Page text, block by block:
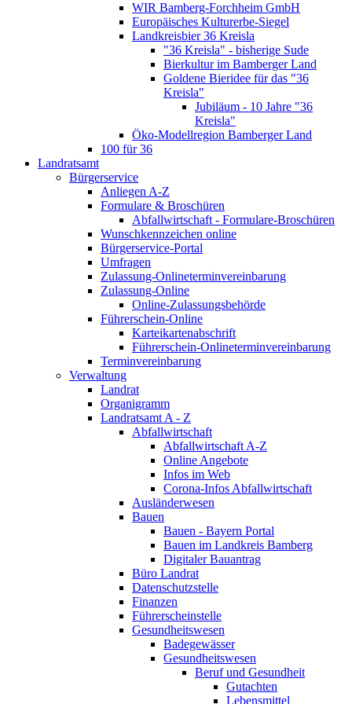
WIR Bamberg-Forchheim GmbH
Europäisches Kulturerbe-Siegel
Landkreisbier 36 Kreisla
"36 Kreisla" - bisherige Sude
Bierkultur im Bamberger Land
Goldene Bieridee für das "36
Kreisla"
Jubiläum - 10 Jahre "36
Kreisla"
Öko-Modellregion Bamberger Land
100 für 36
Landratsamt
Bürgerservice
Anliegen A-Z
Formulare & Broschüren
Abfallwirtschaft - Formulare-Broschüren
Wunschkennzeichen online
Bürgerservice-Portal
Umfragen
Zulassung-Onlineterminvereinbarung
Zulassung-Online
Online-Zulassungsbehörde
Führerschein-Online
Karteikartenabschrift
Führerschein-Onlineterminvereinbarung
Terminvereinbarung
Verwaltung
Landrat
Organigramm
Landratsamt A - Z
Abfallwirtschaft
Abfallwirtschaft A-Z
Online Angebote
Infos im Web
Corona-Infos Abfallwirtschaft
Ausländerwesen
Bauen
Bauen - Bayern Portal
Bauen im Landkreis Bamberg
Digitaler Bauantrag
Büro Landrat
Datenschutzstelle
Finanzen
Führerscheinstelle
Gesundheitswesen
Badegewässer
Gesundheitswesen
Beruf und Gesundheit
Gutachten
Lebensmittel